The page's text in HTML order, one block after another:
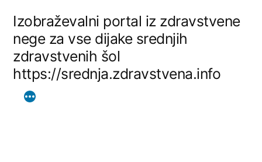
content
Izobraževalni portal iz zdravstvene
nege za vse dijake srednjih
zdravstvenih šol
https://srednja.zdravstvena.info